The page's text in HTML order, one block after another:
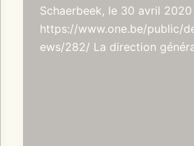
Schaerbeek, le 30 avril 2020
https://www.one.be/public/
ews/282/ La direction